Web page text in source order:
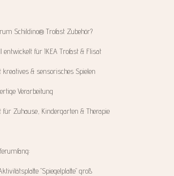
Schildino® Trofast Zubehör?
entwickelt für IKEA Trofast & Flisat
kreatives & sensorisches Spielen
Verarbeitung
für Zuhause, Kindergarten & Therapie
"Spiegelplatte" groß